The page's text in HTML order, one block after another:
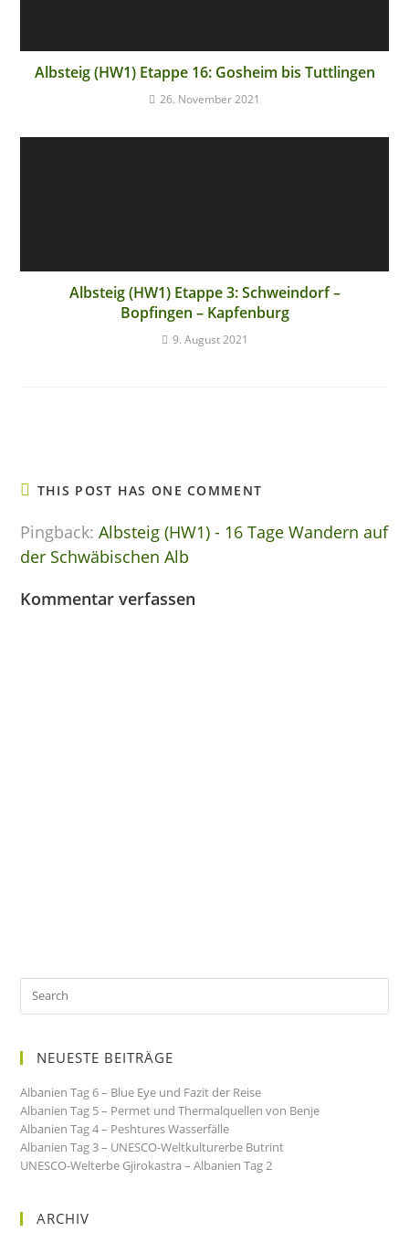
Albsteig (HW1) Etappe 16: Gosheim bis Tuttlingen
26. November 2021
Albsteig (HW1) Etappe 3: Schweindorf –
Bopfingen – Kapfenburg
9. August 2021
THIS POST HAS ONE COMMENT
Pingback:Albsteig (HW1) - 16 Tage Wandern auf
der Schwäbischen Alb
Kommentar verfassen
NEUESTE BEITRÄGE
Albanien Tag 6 – Blue Eye und Fazit der Reise
Albanien Tag 5 – Permet und Thermalquellen von Benje
Albanien Tag 4 – Peshtures Wasserfälle
Albanien Tag 3 – UNESCO-Weltkulturerbe Butrint
UNESCO-Welterbe Gjirokastra – Albanien Tag 2
ARCHIV